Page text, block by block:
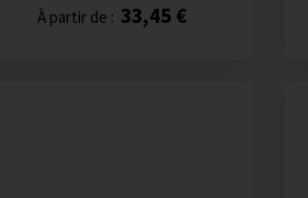
À partir de : 33,45 €